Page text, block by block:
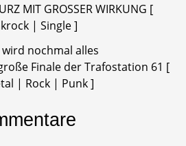
MIT GROSSER WIRKUNG [
| Single ]
wird nochmal alles
Finale der Trafostation 61 [
| Rock | Punk ]